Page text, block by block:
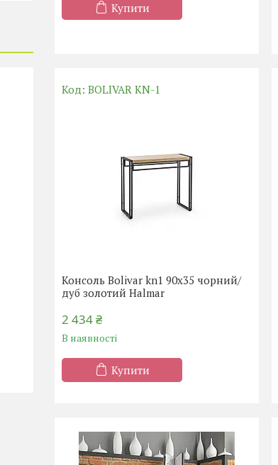
Купити
BOLIVAR KN-1
Консоль Bolivar kn1 90x35 чорний/
дуб золотий Halmar
2 434 ₴
В наявності
Купити